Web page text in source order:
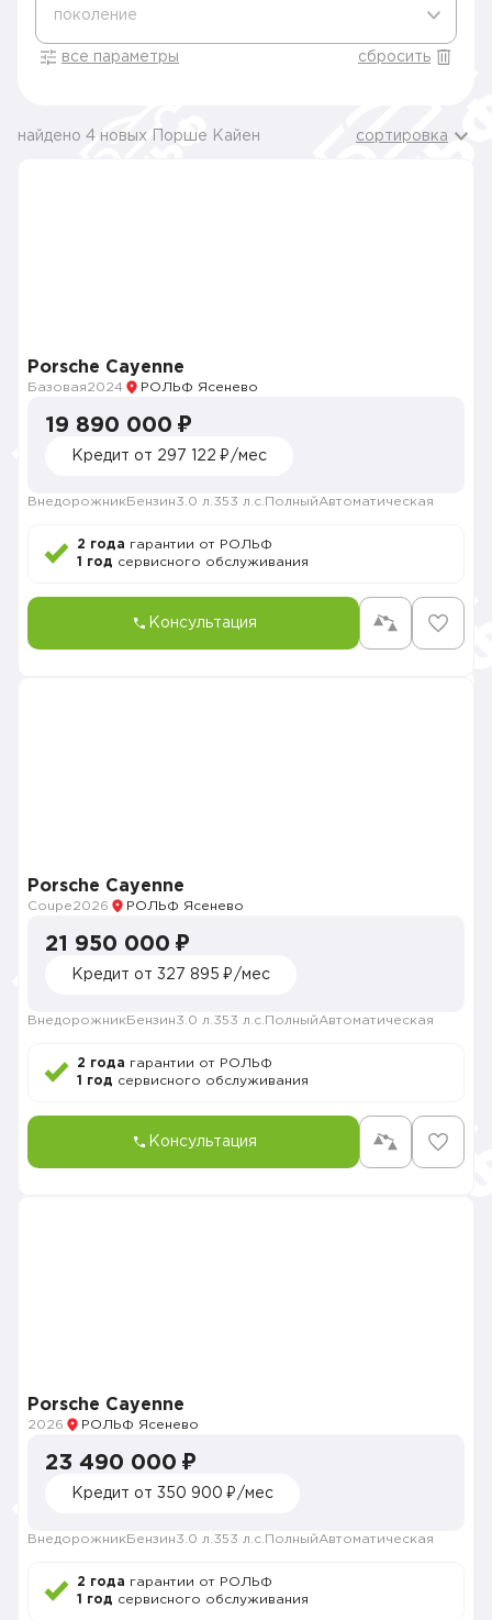
поколение
все параметры сбросить
найдено 4 новых Порше Кайен сортировка
Porsche Cayenne
Базовая2024 РОЛЬФ Ясенево
19 890 000 ₽
Кредит от 297 122 ₽/мес
Внедорожник Бензин3.0 л. 353 л.с. ПолныйАвтоматическая
2 года гарантии от РОЛЬФ
1 год сервисного обслуживания
Консультация
Porsche Cayenne
Coupe2026 РОЛЬФ Ясенево
21 950 000 ₽
Кредит от 327 895 ₽/мес
Внедорожник Бензин3.0 л. 353 л.с. ПолныйАвтоматическая
2 года гарантии от РОЛЬФ
1 год сервисного обслуживания
Консультация
Porsche Cayenne
2026 РОЛЬФ Ясенево
23 490 000 ₽
Кредит от 350 900 ₽/мес
Внедорожник Бензин3.0 л. 353 л.с. ПолныйАвтоматическая
2 года гарантии от РОЛЬФ
1 год сервисного обслуживания